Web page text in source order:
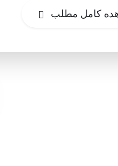
کامل مطلب